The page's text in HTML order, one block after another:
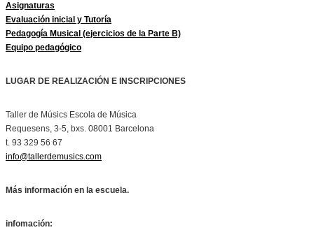
Asignaturas
Evaluación inicial y Tutoría
Pedagogía Musical (ejercicios de la Parte B)
Equipo pedagógico
LUGAR DE REALIZACIÓN E INSCRIPCIONES
Taller de Músics Escola de Música
Requesens, 3-5, bxs. 08001 Barcelona
t. 93 329 56 67
info@tallerdemusics.com
Más información en la escuela.
infomación: